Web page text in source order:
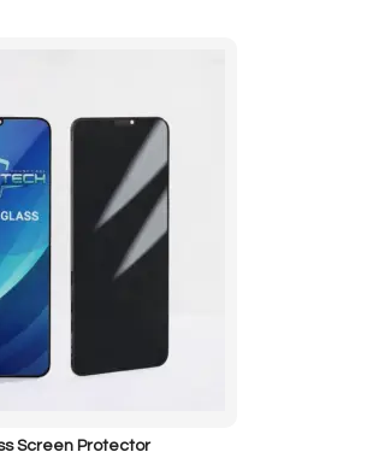
Screen Protector